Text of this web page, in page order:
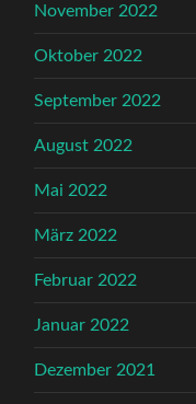
November 2022
Oktober 2022
September 2022
August 2022
Mai 2022
März 2022
Februar 2022
Januar 2022
Dezember 2021